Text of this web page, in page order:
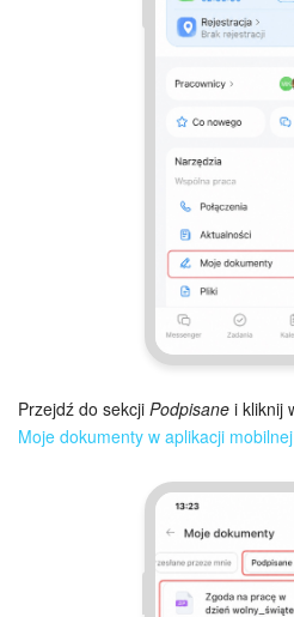
Przejdź do sekcji Podpisane i kliknij
Moje dokumenty w aplikacji